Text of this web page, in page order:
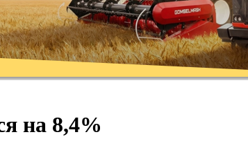
на 8,4%